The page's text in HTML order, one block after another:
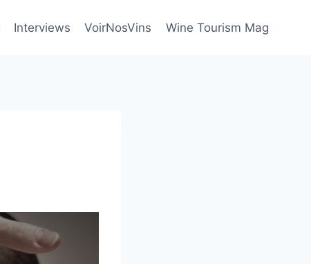
Interviews VoirNosVins Wine Tourism Mag